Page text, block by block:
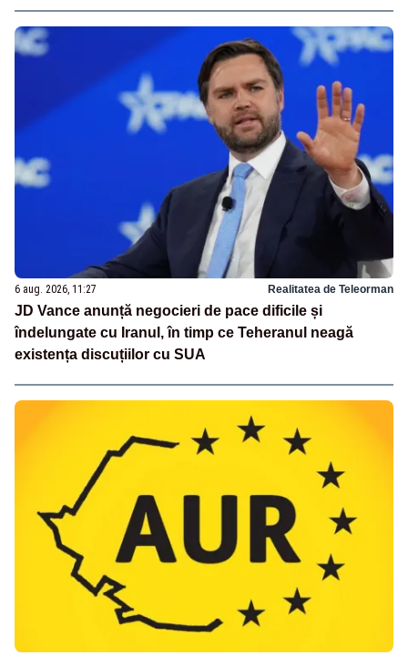
6 aug. 2026, 11:27 Realitatea de Teleorman
JD Vance anunță negocieri de pace dificile și
îndelungate cu Iranul, în timp ce Teheranul neagă
existența discuțiilor cu SUA